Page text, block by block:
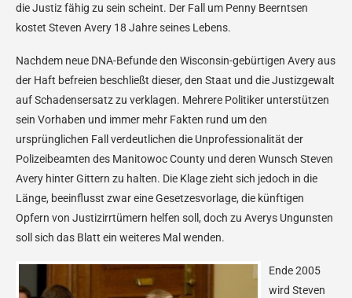
die Justiz fähig zu sein scheint. Der Fall um Penny Beerntsen
kostet Steven Avery 18 Jahre seines Lebens.
Nachdem neue DNA-Befunde den Wisconsin-gebürtigen Avery aus
der Haft befreien beschließt dieser, den Staat und die Justizgewalt
auf Schadensersatz zu verklagen. Mehrere Politiker unterstützen
sein Vorhaben und immer mehr Fakten rund um den
ursprünglichen Fall verdeutlichen die Unprofessionalität der
Polizeibeamten des Manitowoc County und deren Wunsch Steven
Avery hinter Gittern zu halten. Die Klage zieht sich jedoch in die
Länge, beeinflusst zwar eine Gesetzesvorlage, die künftigen
Opfern von Justizirrtümern helfen soll, doch zu Averys Ungunsten
soll sich das Blatt ein weiteres Mal wenden.
Ende 2005
wird Steven